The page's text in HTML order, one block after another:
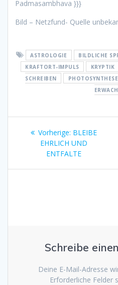
Padmasambhava }}}
Bild – Netzfund- Quelle
ASTROLOGIE BILDLICHE
KRAFTORT-IMPULS
KRYPTIK
SCHREIBEN
PHOTOSYNTHESE
Vorherige: Vorheriger
Beitrag:
BLEIBE
EHRLICH UND
ENTFALTE
Schreibe
Deine E-Mail-Adresse
Erforderliche Felder